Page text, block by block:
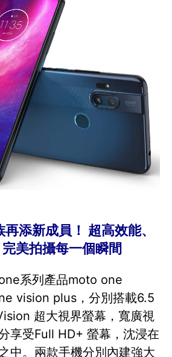
添新成員！ 超高效能、
美拍攝每一個瞬間
系列產品moto one
vision plus，分別搭載6.5
超大視界螢幕，寬廣視
享受Full HD+ 螢幕，沈浸在
中。兩款手機分別內建強大